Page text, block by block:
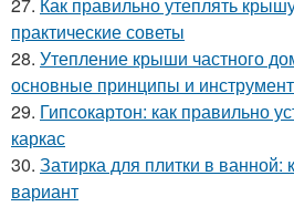
практические советы
28. Утепление крыши частного
основные принципы и
29. Гипсокартон: как правильно
каркас
30. Затирка для плитки в ванной:
вариант